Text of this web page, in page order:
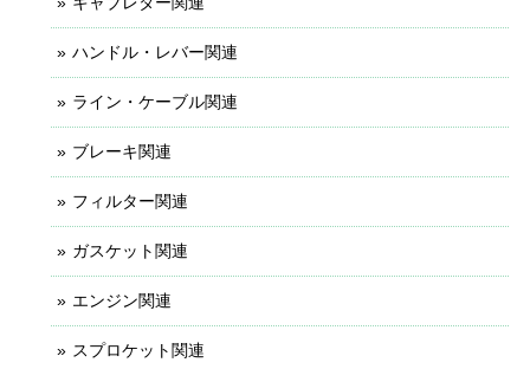
ハンドル・レバー関連
ライン・ケーブル関連
ブレーキ関連
フィルター関連
ガスケット関連
エンジン関連
スプロケット関連